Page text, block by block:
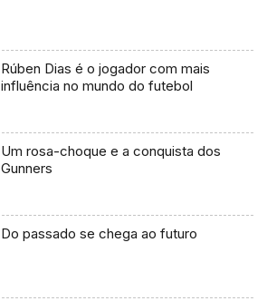
Rúben Dias é o jogador com mais
influência no mundo do futebol
Um rosa-choque e a conquista dos
Gunners
Do passado se chega ao futuro